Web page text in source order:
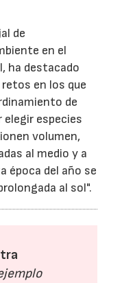
de
en el
ha destacado
en los que
de
elegir especies
volumen,
al medio y a
época del año se
al sol".